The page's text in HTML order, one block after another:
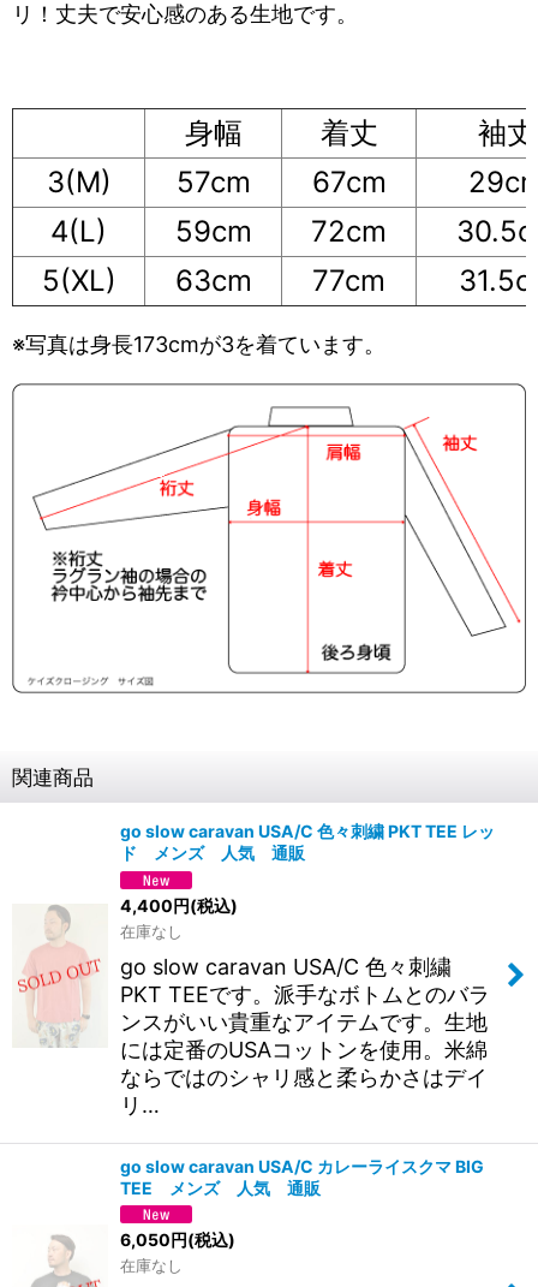
リ！丈夫で安心感のある生地です。
身幅 着丈
袖丈
3(M)
57cm 67cm
4(L)
59cm 72cm
5(XL)
63cm 77cm
※写真は身長173cmが3を着ています。
関連商品
go slow caravan USA/C 色々刺繍 PKT TEE レッ
ド メンズ 人気 通販
4,400円(税込)
在庫なし
go slow caravan USA/C 色々刺繍
PKT TEEです。派手なボトムとのバラ
ンスがいい貴重なアイテムです。生地
には定番のUSAコットンを使用。米綿
ならではのシャリ感と柔らかさはデイ
リ…
go slow caravan USA/C カレーライスクマ BIG
TEE メンズ 人気 通販
6,050円(税込)
在庫なし